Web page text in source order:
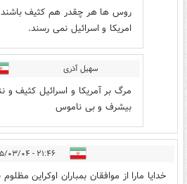
روس ها هر چقدر هم کثیف باشند
امریکا و اسرائیل نمی رسند.
سهیل آذری
مرگ بر آمریکا و اسرائیل کثیف
بیشرف و بی ناموس
۲۱:۴۶ - ۱۴۰۵/۰۳/۰۴
خدایا مارا از موافقان بمباران اوکراین